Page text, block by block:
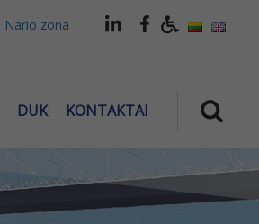
Nario zona
DUK KONTAKTAI